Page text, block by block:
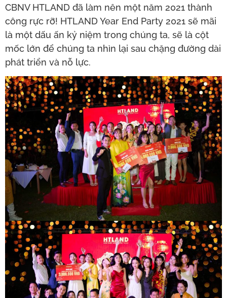
CBNV HTLAND đã làm nên một năm 2021 thành
công rực rỡ! HTLAND Year End Party 2021 sẽ mãi
là một dấu ấn kỷ niệm trong chúng ta, sẽ là cột
mốc lớn để chúng ta nhìn lại sau chặng đường dài
phát triển và nỗ lực.